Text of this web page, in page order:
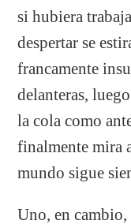
si hubiera
despertar se
francamente
delanteras,
la cola como
finalmente mira
mundo sigue
Uno, en